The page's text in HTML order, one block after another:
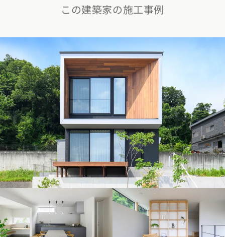
徳島県愛媛県高知県
福岡県 佐賀県長崎県熊本県大分県宮崎県鹿児島県
沖縄県
デザインのヒント
ニュースレター
デザインコンテスト
兵庫県
中国エリア
広島県岡山県 鳥取県 島根県 山口県
四国エリア
香川県徳島県愛媛県高知県
九州・沖縄エリア
福岡県佐賀県長崎県熊本県大分県宮崎県鹿児島県
沖縄県
この建築家の施工事例